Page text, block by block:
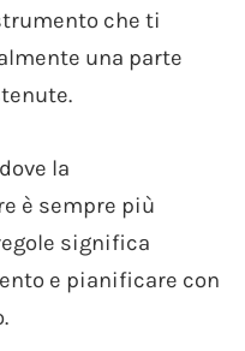
che ti
una parte
la
è sempre più
significa
e pianificare con